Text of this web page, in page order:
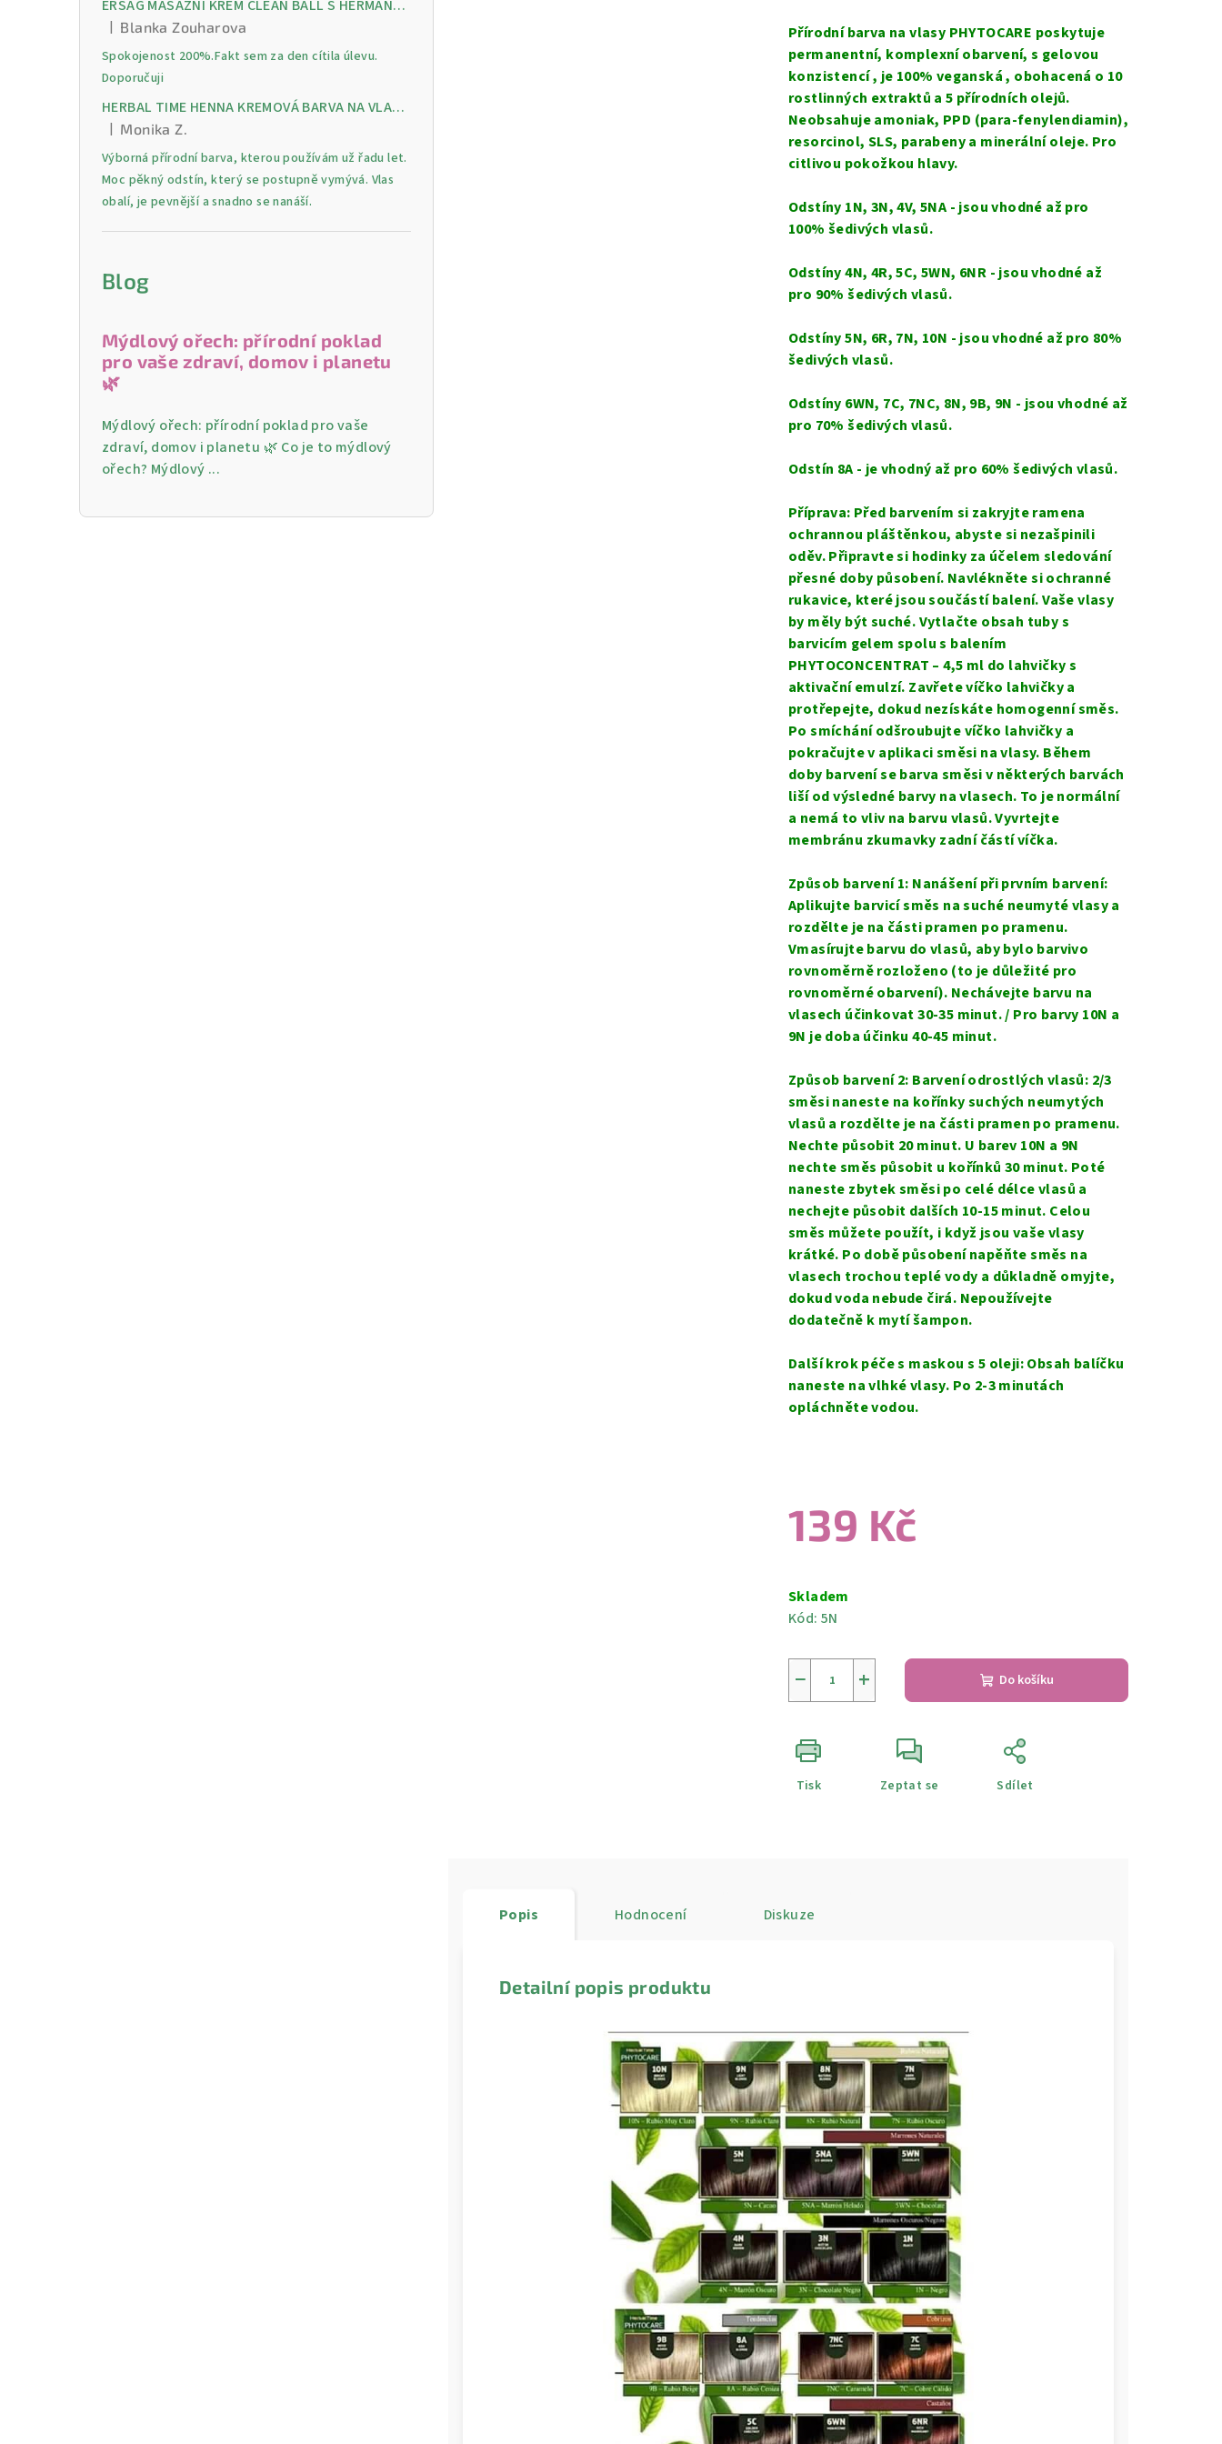
ERSAG MASÁŽNÍ KRÉM CLEAN BALL S HERMANKEM A MENTOLEM pro úlevu od bolesti, otoků a napětí ve svalech
Hodnocení produktu je 5 z 5 hvězdiček.
Blanka Zouharova
Spokojenost 200%.Fakt sem za den cítila úlevu.
Doporučuji
HERBAL TIME HENNA KREMOVÁ BARVA NA VLASY 9 Lilek 75 ml
Hodnocení produktu je 5 z 5 hvězdiček.
Monika Z.
Výborná přírodní barva, kterou používám už řadu let.
Moc pěkný odstín, který se postupně vymývá. Vlas
obalí, je pevnější a snadno se nanáší.
Blog
Mýdlový ořech: přírodní poklad
pro vaše zdraví, domov i planetu
🌿
Mýdlový ořech: přírodní poklad pro vaše
zdraví, domov i planetu 🌿 Co je to mýdlový
ořech? Mýdlový ...
Přírodní barva na vlasy PHYTOCARE poskytuje
permanentní, komplexní obarvení, s gelovou
konzistencí , je 100% veganská, obohacená o 10
rostlinných extraktů a 5 přírodních olejů.
Neobsahuje amoniak, PPD (para-fenylendiamin),
resorcinol, SLS, parabeny a minerální oleje. Pro
citlivou pokožkou hlavy.
Odstíny 1N, 3N, 4V, 5NA - jsou vhodné až pro
100% šedivých vlasů.
Odstíny 4N, 4R, 5C, 5WN, 6NR - jsou vhodné až
pro 90% šedivých vlasů.
Odstíny 5N, 6R, 7N, 10N - jsou vhodné až pro 80%
šedivých vlasů.
Odstíny 6WN, 7C, 7NC, 8N, 9B, 9N - jsou vhodné až
pro 70% šedivých vlasů.
Odstín 8A - je vhodný až pro 60% šedivých vlasů.
Příprava: Před barvením si zakryjte ramena
ochrannou pláštěnkou, abyste si nezašpinili
oděv. Připravte si hodinky za účelem sledování
přesné doby působení. Navlékněte si ochranné
rukavice, které jsou součástí balení. Vaše vlasy
by měly být suché. Vytlačte obsah tuby s
barvicím gelem spolu s balením
PHYTOCONCENTRAT – 4,5 ml do lahvičky s
aktivační emulzí. Zavřete víčko lahvičky a
protřepejte, dokud nezískáte homogenní směs.
Po smíchání odšroubujte víčko lahvičky a
pokračujte v aplikaci směsi na vlasy. Během
doby barvení se barva směsi v některých barvách
liší od výsledné barvy na vlasech. To je normální
a nemá to vliv na barvu vlasů. Vyvrtejte
membránu zkumavky zadní částí víčka.
Způsob barvení 1: Nanášení při prvním barvení:
Aplikujte barvicí směs na suché neumyté vlasy a
rozdělte je na části pramen po pramenu.
Vmasírujte barvu do vlasů, aby bylo barvivo
rovnoměrně rozloženo (to je důležité pro
rovnoměrné obarvení). Nechávejte barvu na
vlasech účinkovat 30-35 minut. / Pro barvy 10N a
9N je doba účinku 40-45 minut.
Způsob barvení 2: Barvení odrostlých vlasů: 2/3
směsi naneste na kořínky suchých neumytých
vlasů a rozdělte je na části pramen po pramenu.
Nechte působit 20 minut. U barev 10N a 9N
nechte směs působit u kořínků 30 minut. Poté
naneste zbytek směsi po celé délce vlasů a
nechejte působit dalších 10-15 minut. Celou
směs můžete použít, i když jsou vaše vlasy
krátké. Po době působení napěňte směs na
vlasech trochou teplé vody a důkladně omyjte,
dokud voda nebude čirá. Nepoužívejte
dodatečně k mytí šampon.
Další krok péče s maskou s 5 oleji: Obsah balíčku
naneste na vlhké vlasy. Po 2-3 minutách
opláchněte vodou.
139 Kč
cena:
Skladem
Kód: 5N
+
− Do košíku
Tisk Zeptat se Sdílet
Popis Hodnocení Diskuze
Detailní popis produktu